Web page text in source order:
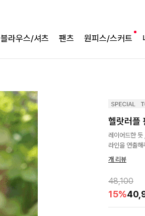
블라우스/셔츠 팬츠 원피스/스커트
헬랏러플
레이어드한
라인을 연출
개 리뷰
48,100
15%